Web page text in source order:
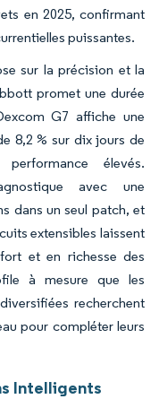
en 2025, confirmant
puissantes.
sur la précision et la
promet une durée
G7 affiche une
8,2 % sur dix jours de
élevés.
avec une
dans un seul patch, et
extensibles laissent
et en richesse des
à mesure que les
recherchent
pour compléter leurs
Intelligents